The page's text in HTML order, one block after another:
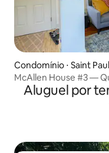
Condomínio ⋅ Saint Paul
McAllen House #3 —
prolongadas
Aluguel por